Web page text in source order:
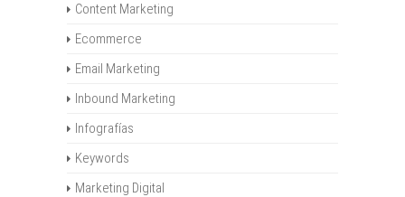
Content Marketing
Ecommerce
Email Marketing
Inbound Marketing
Infografías
Keywords
Marketing Digital